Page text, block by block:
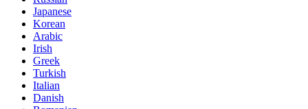
Japanese
Korean
Arabic
Irish
Greek
Turkish
Italian
Danish